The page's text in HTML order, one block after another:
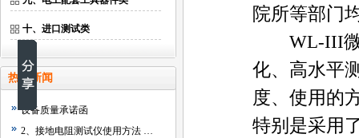
十、进口测试类
热点新闻
设备质量承诺函
2、接地电阻测试仪使用方法 …
院所等部门
WL-III微
化、高水平
度、使用的
特别是采用